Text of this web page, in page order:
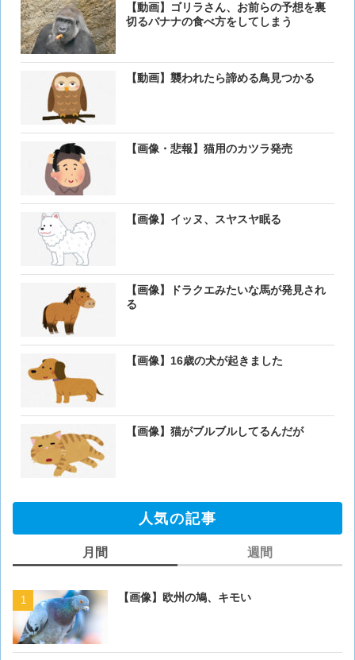
【動画】ゴリラさん、お前らの予想を裏
切るバナナの食べ方をしてしまう
【動画】襲われたら諦める鳥見つかる
【画像・悲報】猫用のカツラ発売
【画像】イッヌ、スヤスヤ眠る
【画像】ドラクエみたいな馬が発見され
る
【画像】16歳の犬が起きました
【画像】猫がブルブルしてるんだが
人気の記事
月間
【画像】欧州の鳩、キモい
週間
【画像】欧州の鳩、キモい